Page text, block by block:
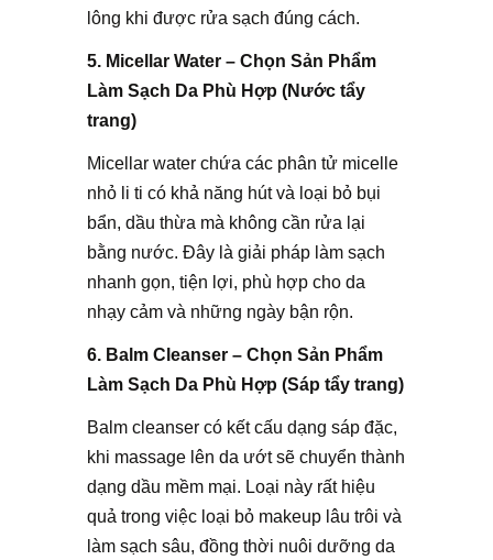
lông khi được rửa sạch đúng cách.
5. Micellar Water – Chọn Sản Phẩm
Làm Sạch Da Phù Hợp (Nước tẩy
trang)
Micellar water chứa các phân tử micelle
nhỏ li ti có khả năng hút và loại bỏ bụi
bẩn, dầu thừa mà không cần rửa lại
bằng nước. Đây là giải pháp làm sạch
nhanh gọn, tiện lợi, phù hợp cho da
nhạy cảm và những ngày bận rộn.
6. Balm Cleanser – Chọn Sản Phẩm
Làm Sạch Da Phù Hợp (Sáp tẩy trang)
Balm cleanser có kết cấu dạng sáp đặc,
khi massage lên da ướt sẽ chuyển thành
dạng dầu mềm mại. Loại này rất hiệu
quả trong việc loại bỏ makeup lâu trôi và
làm sạch sâu, đồng thời nuôi dưỡng da